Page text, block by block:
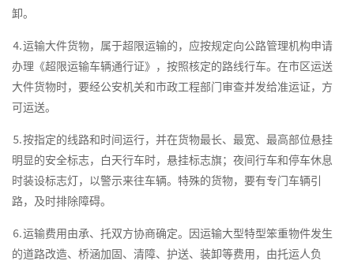
卸。
⒋运输大件货物，属于超限运输的，应按规定向公路管理机构申请
办理《超限运输车辆通行证》，按照核定的路线行车。在市区运送
大件货物时，要经公安机关和市政工程部门审查并发给准运证，方
可运送。
⒌按指定的线路和时间运行，并在货物最长、最宽、最高部位悬挂
明显的安全标志，白天行车时，悬挂标志旗；夜间行车和停车休息
时装设标志灯，以警示来往车辆。特殊的货物，要有专门车辆引
路，及时排除障碍。
⒍运输费用由承、托双方协商确定。因运输大型特型笨重物件发生
的道路改造、桥涵加固、清障、护送、装卸等费用，由托运人负